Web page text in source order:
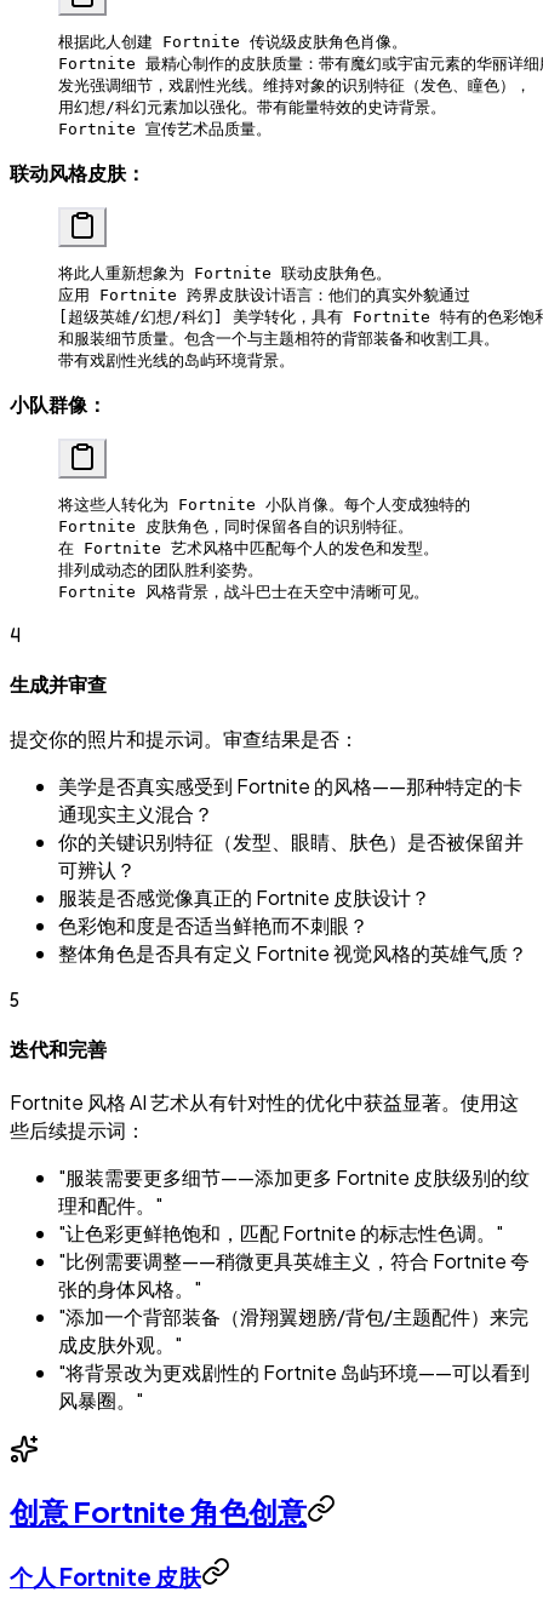
根据此人创建 Fortnite 传说级皮肤角色肖像。
Fortnite 最精心制作的皮肤质量：带有魔幻或宇宙元素的华丽详细
发光强调细节，戏剧性光线。维持对象的识别特征（发色、瞳色），
用幻想/科幻元素加以强化。带有能量特效的史诗背景。
Fortnite 宣传艺术品质量。
联动风格皮肤：
将此人重新想象为 Fortnite 联动皮肤角色。
应用 Fortnite 跨界皮肤设计语言：他们的真实外貌通过
[超级英雄/幻想/科幻] 美学转化，具有 Fortnite 特有的色彩饱
和服装细节质量。包含一个与主题相符的背部装备和收割工具。
带有戏剧性光线的岛屿环境背景。
小队群像：
将这些人转化为 Fortnite 小队肖像。每个人变成独特的
Fortnite 皮肤角色，同时保留各自的识别特征。
在 Fortnite 艺术风格中匹配每个人的发色和发型。
排列成动态的团队胜利姿势。
Fortnite 风格背景，战斗巴士在天空中清晰可见。
4
生成并审查
提交你的照片和提示词。审查结果是否：
美学是否真实感受到 Fortnite 的风格——那种特定的卡
通现实主义混合？
你的关键识别特征（发型、眼睛、肤色）是否被保留并
可辨认？
服装是否感觉像真正的 Fortnite 皮肤设计？
色彩饱和度是否适当鲜艳而不刺眼？
整体角色是否具有定义 Fortnite 视觉风格的英雄气质？
5
迭代和完善
Fortnite 风格 AI 艺术从有针对性的优化中获益显著。使用这
些后续提示词：
"服装需要更多细节——添加更多 Fortnite 皮肤级别的纹
理和配件。"
"让色彩更鲜艳饱和，匹配 Fortnite 的标志性色调。"
"比例需要调整——稍微更具英雄主义，符合 Fortnite 夸
张的身体风格。"
"添加一个背部装备（滑翔翼翅膀/背包/主题配件）来完
成皮肤外观。"
"将背景改为更戏剧性的 Fortnite 岛屿环境——可以看到
风暴圈。"
创意 Fortnite 角色创意
个人 Fortnite 皮肤